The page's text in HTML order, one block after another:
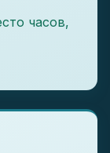
часов,